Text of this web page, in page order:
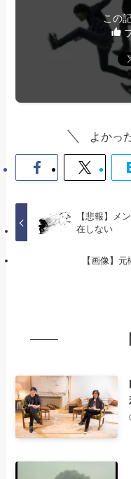
この
よかっ
【悲報】メ
在しない
【画像】